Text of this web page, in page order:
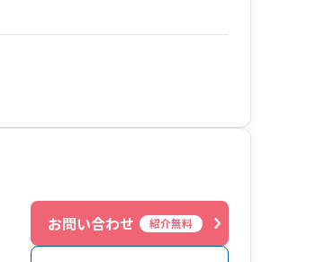
お問い合わせ 紹介無料